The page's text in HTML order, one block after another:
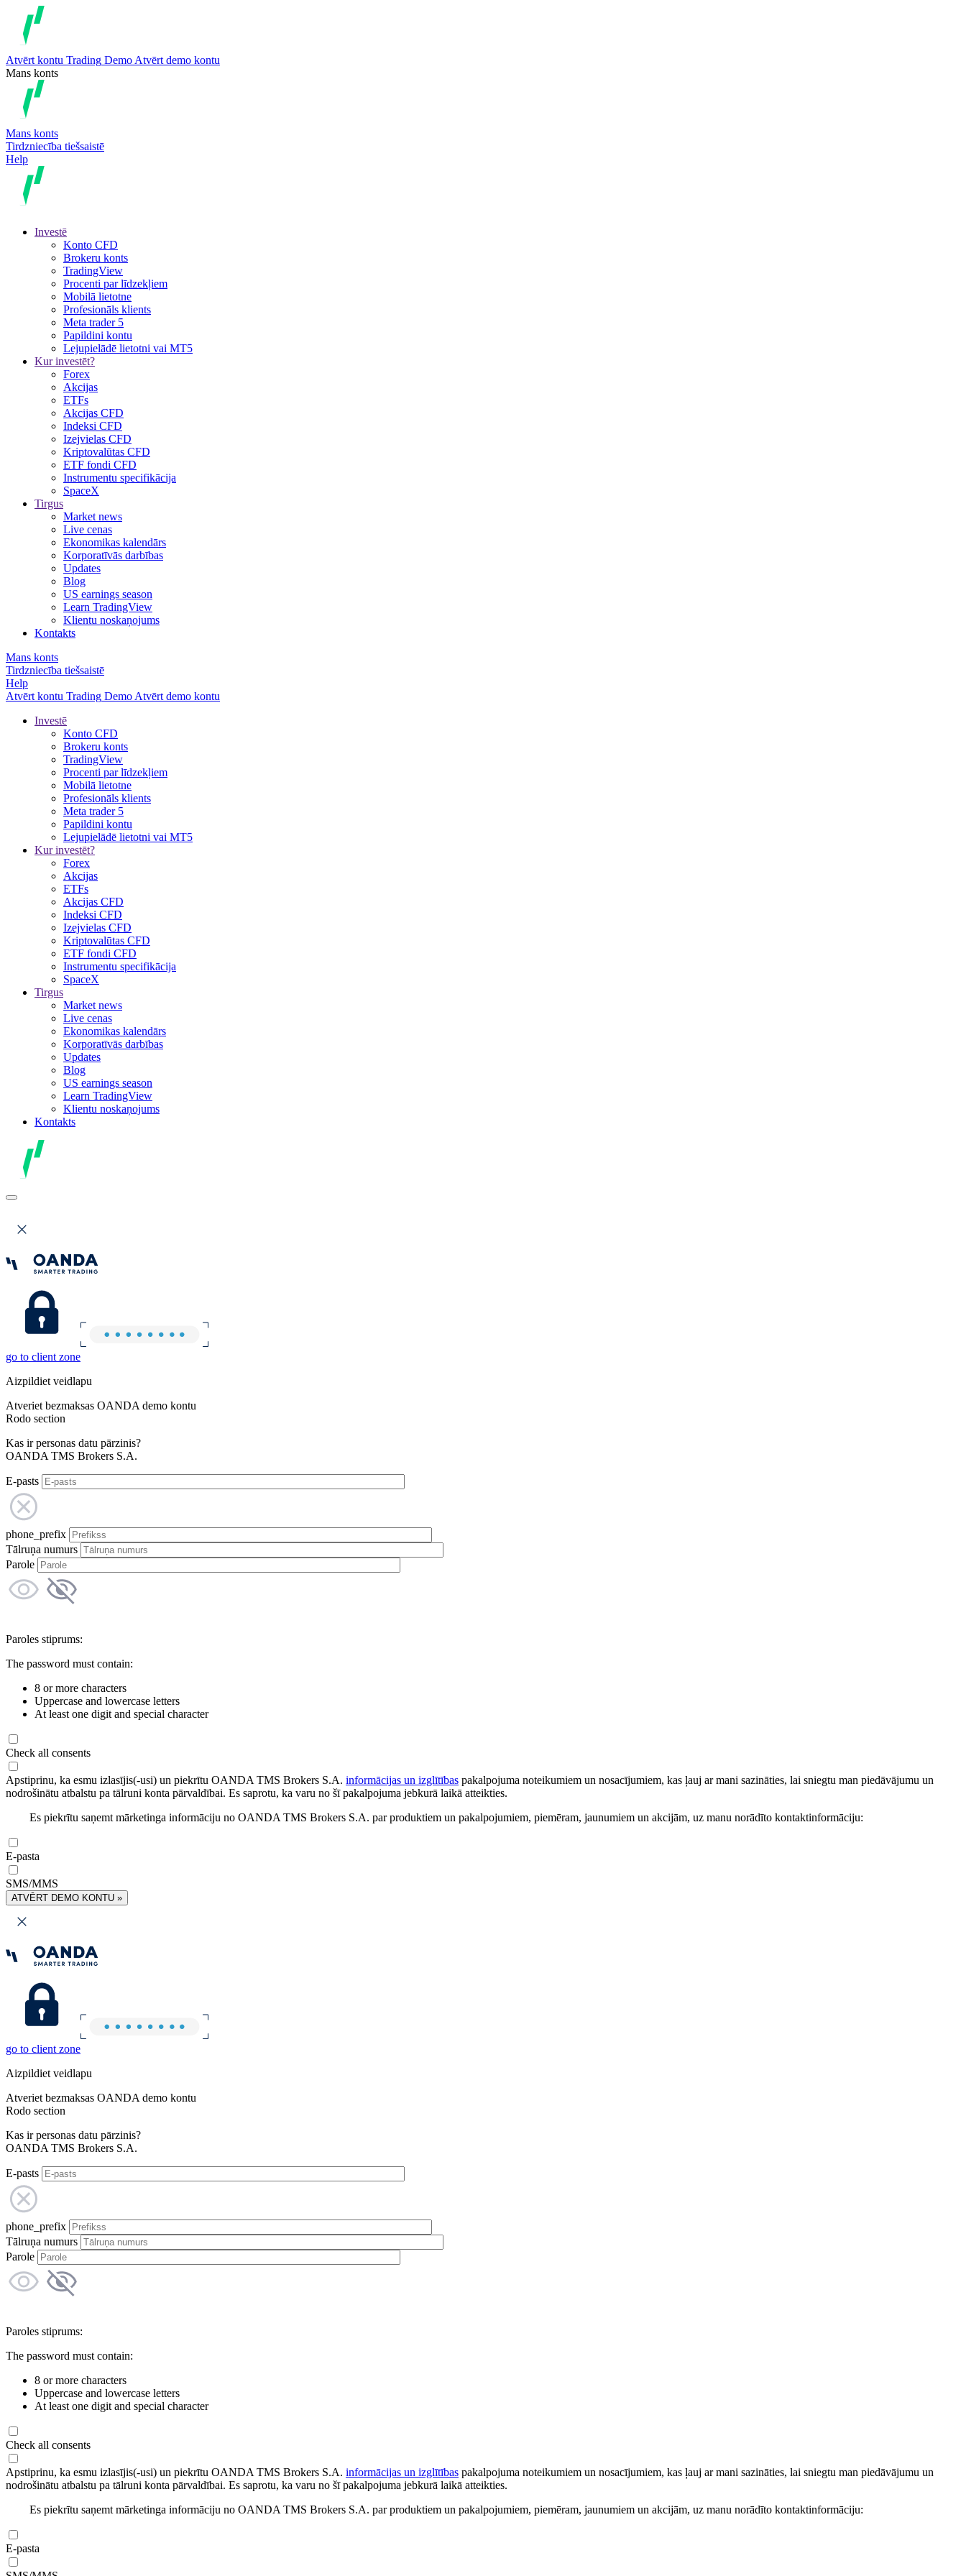
Atvērt kontu Trading Demo Atvērt demo kontu
Mans konts
Mans konts
Tirdzniecība tiešsaistē
Help
Investē
Konto CFD
Brokeru konts
TradingView
Procenti par līdzekļiem
Mobilā lietotne
Profesionāls klients
Meta trader 5
Papildini kontu
Lejupielādē lietotni vai MT5
Kur investēt?
Forex
Akcijas
ETFs
Akcijas CFD
Indeksi CFD
Izejvielas CFD
Kriptovalūtas CFD
ETF fondi CFD
Instrumentu specifikācija
SpaceX
Tirgus
Market news
Live cenas
Ekonomikas kalendārs
Korporatīvās darbības
Updates
Blog
US earnings season
Learn TradingView
Klientu noskaņojums
Kontakts
Mans konts
Tirdzniecība tiešsaistē
Help
Atvērt kontu Trading Demo Atvērt demo kontu
Investē
Konto CFD
Brokeru konts
TradingView
Procenti par līdzekļiem
Mobilā lietotne
Profesionāls klients
Meta trader 5
Papildini kontu
Lejupielādē lietotni vai MT5
Kur investēt?
Forex
Akcijas
ETFs
Akcijas CFD
Indeksi CFD
Izejvielas CFD
Kriptovalūtas CFD
ETF fondi CFD
Instrumentu specifikācija
SpaceX
Tirgus
Market news
Live cenas
Ekonomikas kalendārs
Korporatīvās darbības
Updates
Blog
US earnings season
Learn TradingView
Klientu noskaņojums
Kontakts
go to client zone
Aizpildiet veidlapu
Atveriet bezmaksas OANDA demo kontu
Rodo section
Kas ir personas datu pārzinis?
OANDA TMS Brokers S.A.
E-pasts
phone_prefix
Tālruņa numurs
Parole
Paroles stiprums:
The password must contain:
8 or more characters
Uppercase and lowercase letters
At least one digit and special character
Check all consents
Apstiprinu, ka esmu izlasījis(-usi) un piekrītu OANDA TMS Brokers S.A. informācijas un izglītības pakalpojuma noteikumiem un nosacījumiem, kas ļauj ar mani sazināties, lai sniegtu man piedāvājumu un
nodrošinātu atbalstu pa tālruni konta pārvaldībai. Es saprotu, ka varu no šī pakalpojuma jebkurā laikā atteikties.
Es piekrītu saņemt mārketinga informāciju no OANDA TMS Brokers S.A. par produktiem un pakalpojumiem, piemēram, jaunumiem un akcijām, uz manu norādīto kontaktinformāciju:
E-pasta
SMS/MMS
ATVĒRT DEMO KONTU »
go to client zone
Aizpildiet veidlapu
Atveriet bezmaksas OANDA demo kontu
Rodo section
Kas ir personas datu pārzinis?
OANDA TMS Brokers S.A.
E-pasts
phone_prefix
Tālruņa numurs
Parole
Paroles stiprums:
The password must contain:
8 or more characters
Uppercase and lowercase letters
At least one digit and special character
Check all consents
Apstiprinu, ka esmu izlasījis(-usi) un piekrītu OANDA TMS Brokers S.A. informācijas un izglītības pakalpojuma noteikumiem un nosacījumiem, kas ļauj ar mani sazināties, lai sniegtu man piedāvājumu un
nodrošinātu atbalstu pa tālruni konta pārvaldībai. Es saprotu, ka varu no šī pakalpojuma jebkurā laikā atteikties.
Es piekrītu saņemt mārketinga informāciju no OANDA TMS Brokers S.A. par produktiem un pakalpojumiem, piemēram, jaunumiem un akcijām, uz manu norādīto kontaktinformāciju:
E-pasta